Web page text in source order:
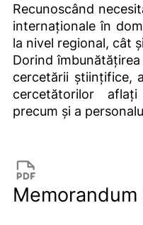
Recunoscând
internaționale în
la nivel regional, cât
Dorind
cercetării științifice,
cercetătorilor
precum și a